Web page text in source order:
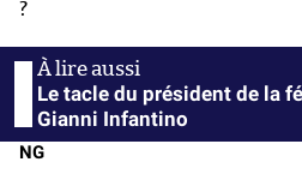
?
Le tacle du président de la
Gianni Infantino
NG